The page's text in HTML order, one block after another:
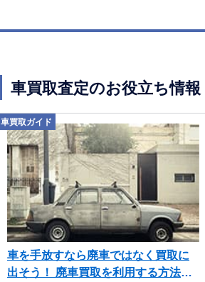
車買取査定のお役立ち情報
車買取ガイド
車を手放すなら廃車ではなく買取に
出そう！ 廃車買取を利用する方法も